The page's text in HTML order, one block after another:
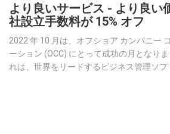
より良いサービス - より良い
社設立手数料が 15% オフ
2022 年 10 月は、オフショア カンパニー
ーション (OCC) にとって成功の月となりま
れは、世界をリードするビジネス管理ソフ